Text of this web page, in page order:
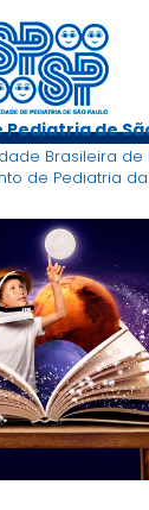
Pediatria de
Brasileira de
de Pediatria da